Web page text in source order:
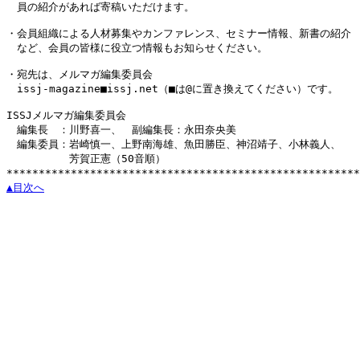
員の紹介があれば寄稿いただけます。
・会員組織による人材募集やカンファレンス、セミナー情報、新書の紹介
など、会員の皆様に役立つ情報もお知らせください。
・宛先は、メルマガ編集委員会
issj-magazine■issj.net（■は@に置き換えてください）です。
ISSJメルマガ編集委員会
編集長　：川野喜一、　副編集長：永田奈央美
編集委員：岩崎慎一、上野南海雄、魚田勝臣、神沼靖子、小林義人、
芳賀正憲（50音順）
▲目次へ